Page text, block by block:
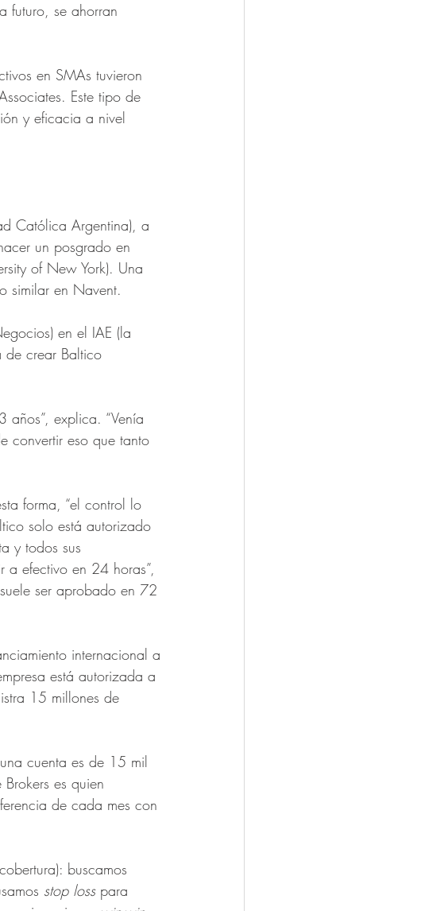
futuro, se ahorran
en SMAs tuvieron
Este tipo de
y eficacia a nivel
Católica Argentina), a
un posgrado en
of New York). Una
similar en Navent.
en el IAE (la
de crear Baltico
explica. “Venía
convertir eso que tanto
forma, “el control lo
solo está autorizado
y todos sus
a efectivo en 24 horas”,
ser aprobado en 72
internacional a
está autorizada a
15 millones de
cuenta es de 15 mil
es quien
de cada mes con
buscamos
stop loss para